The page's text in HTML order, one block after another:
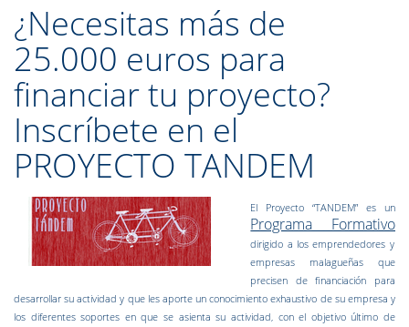
¿Necesitas más de
25.000 euros para
financiar tu proyecto?
Inscríbete en el
PROYECTO TANDEM
El Proyecto “TANDEM” es un
Programa Formativo
dirigido a los emprendedores y
empresas malagueñas que
precisen de financiación para
desarrollar su actividad y que les aporte un conocimiento exhaustivo de su empresa y
los diferentes soportes en que se asienta su actividad, con el objetivo último de